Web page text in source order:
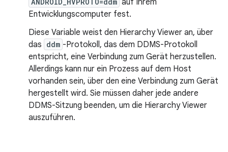
auf Ihrem
Entwicklungscomputer fest.
Diese Variable weist den Hierarchy Viewer an, über
das ddm -Protokoll, das dem DDMS-Protokoll
entspricht, eine Verbindung zum Gerät herzustellen.
Allerdings kann nur ein Prozess auf dem Host
vorhanden sein, über den eine Verbindung zum Gerät
hergestellt wird. Sie müssen daher jede andere
DDMS-Sitzung beenden, um die Hierarchy Viewer
auszuführen.